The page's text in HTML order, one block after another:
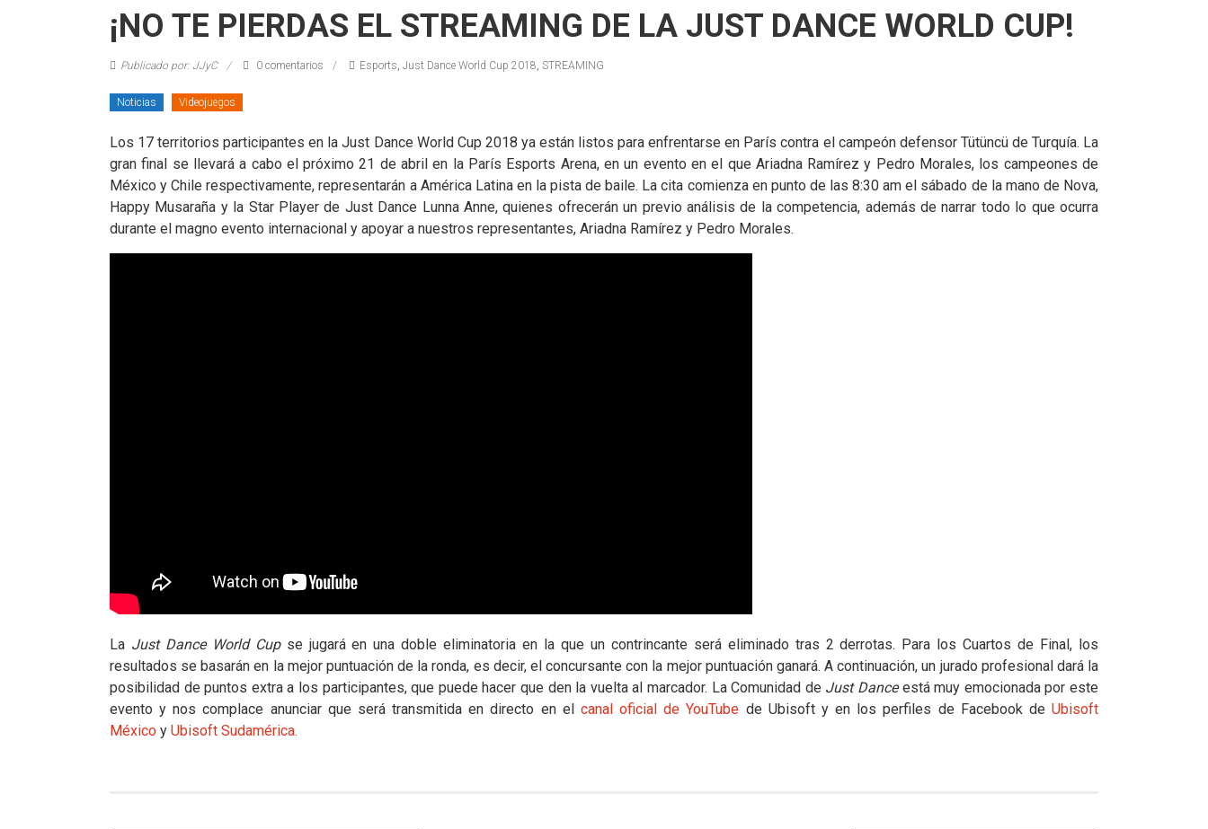
Coleccionables
y
entretenimiento
coleccionistas.
¡NO TE PIERDAS EL STREAMING DE LA JUST DANCE WORLD CUP!
Publicado por: JJyC 0 comentarios Esports, Just Dance World Cup 2018, STREAMING
Noticias Videojuegos
Los 17 territorios participantes en la Just Dance World Cup 2018 ya están listos para enfrentarse en París contra el campeón defensor Tütüncü de Turquía. La
gran final se llevará a cabo el próximo 21 de abril en la París Esports Arena, en un evento en el que Ariadna Ramírez y Pedro Morales, los campeones de
México y Chile respectivamente, representarán a América Latina en la pista de baile. La cita comienza en punto de las 8:30 am el sábado de la mano de Nova,
Happy Musaraña y la Star Player de Just Dance Lunna Anne, quienes ofrecerán un previo análisis de la competencia, además de narrar todo lo que ocurra
durante el magno evento internacional y apoyar a nuestros representantes, Ariadna Ramírez y Pedro Morales.
La Just Dance World Cup se jugará en una doble eliminatoria en la que un contrincante será eliminado tras 2 derrotas. Para los Cuartos de Final, los
resultados se basarán en la mejor puntuación de la ronda, es decir, el concursante con la mejor puntuación ganará. A continuación, un jurado profesional dará la
posibilidad de puntos extra a los participantes, que puede hacer que den la vuelta al marcador. La Comunidad de Just Danceestá muy emocionada por este
evento y nos complace anunciar que será transmitida en directo en el canal oficial de YouTube de Ubisoft y en los perfiles de Facebook deUbisoft
México y Ubisoft Sudamérica.